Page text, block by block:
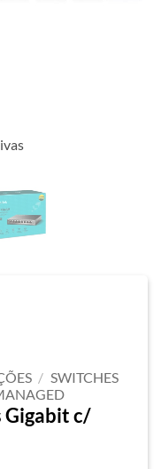
/ SWITCHES
Gigabit c/